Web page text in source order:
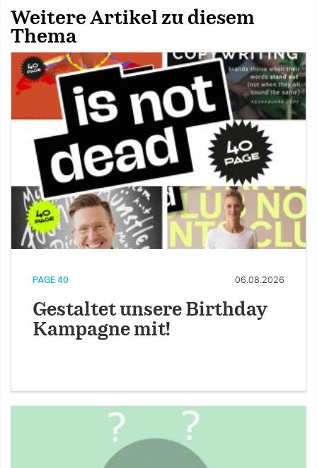
Weitere Artikel zu diesem
Thema
PAGE 40 06.08.2026
Gestaltet unsere Birthday
Kampagne mit!